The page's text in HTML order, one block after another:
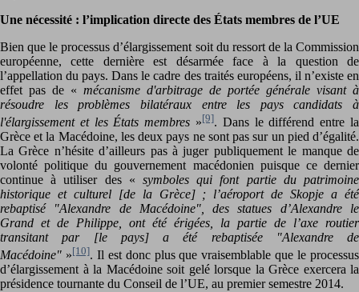
Une nécessité : l’implication directe des États membres de l’UE
Bien que le processus d’élargissement soit du ressort de la Commission
européenne, cette dernière est désarmée face à la question de
l’appellation du pays. Dans le cadre des traités européens, il n’existe en
effet pas de « mécanisme d'arbitrage de portée générale visant à
résoudre les problèmes bilatéraux entre les pays candidats à
l'élargissement et les États membres »[9]. Dans le différend entre la
Grèce et la Macédoine, les deux pays ne sont pas sur un pied d’égalité.
La Grèce n’hésite d’ailleurs pas à juger publiquement le manque de
volonté politique du gouvernement macédonien puisque ce dernier
continue à utiliser des « symboles qui font partie du patrimoine
historique et culturel [de la Grèce] ; l’aéroport de Skopje a été
rebaptisé "Alexandre de Macédoine", des statues d’Alexandre le
Grand et de Philippe, ont été érigées, la partie de l’axe routier
transitant par [le pays] a été rebaptisée "Alexandre de
Macédoine" »[10]. Il est donc plus que vraisemblable que le processus
d’élargissement à la Macédoine soit gelé lorsque la Grèce exercera la
présidence tournante du Conseil de l’UE, au premier semestre 2014.